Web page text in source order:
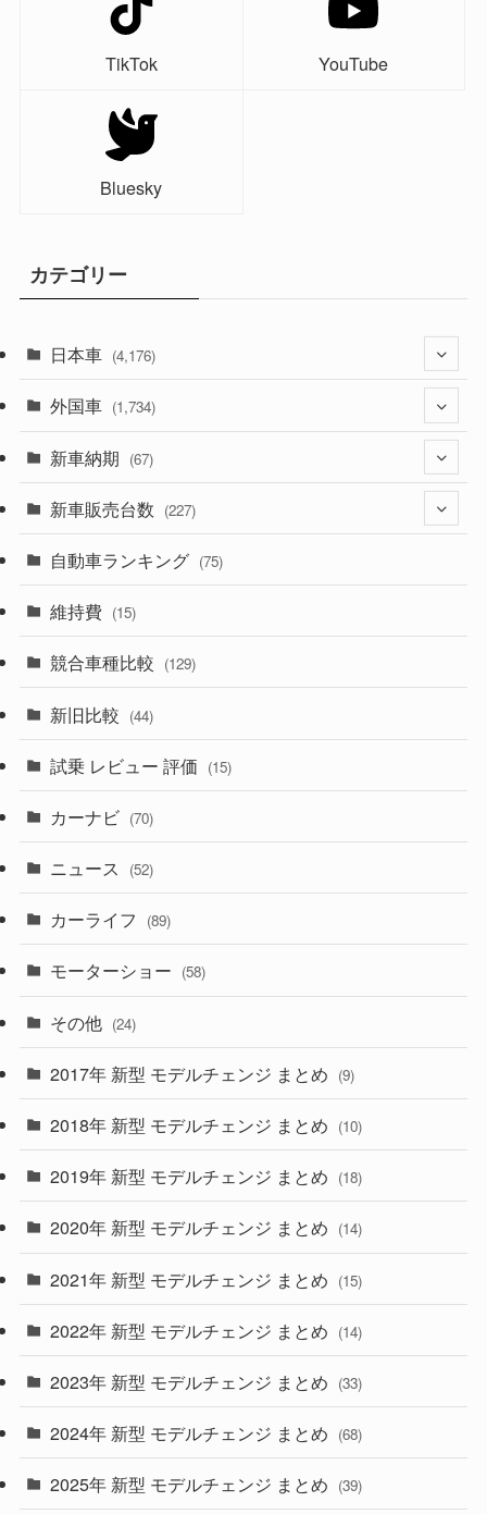
TikTok YouTube
Bluesky
カテゴリー
日本車 (4,176)
(1,322)
(330)
(357)
(328)
(194)
(230)
(253)
外国車 (1,734)
(242)
(85)
(84)
(14)
(222)
(50)
(43)
(6)
(9)
(4)
(30)
(27)
(58)
(28)
(27)
(26)
(33)
(10)
(35)
(10)
(9)
(22)
(4)
(9)
新車納期 (67)
(28)
(8)
(3)
(3)
(5)
(1)
新車販売台数 (227)
(21)
(5)
(7)
(5)
自動車ランキング (75)
維持費 (15)
競合車種比較 (129)
新旧比較 (44)
試乗 レビュー 評価 (15)
カーナビ (70)
ニュース (52)
カーライフ (89)
モーターショー (58)
その他 (24)
2017年 新型 モデルチェンジ まとめ (9)
2018年 新型 モデルチェンジ まとめ (10)
2019年 新型 モデルチェンジ まとめ (18)
2020年 新型 モデルチェンジ まとめ (14)
2021年 新型 モデルチェンジ まとめ (15)
2022年 新型 モデルチェンジ まとめ (14)
2023年 新型 モデルチェンジ まとめ (33)
2024年 新型 モデルチェンジ まとめ (68)
2025年 新型 モデルチェンジ まとめ (39)